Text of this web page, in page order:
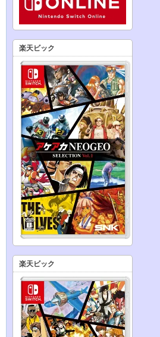
楽天ビック
楽天ビック